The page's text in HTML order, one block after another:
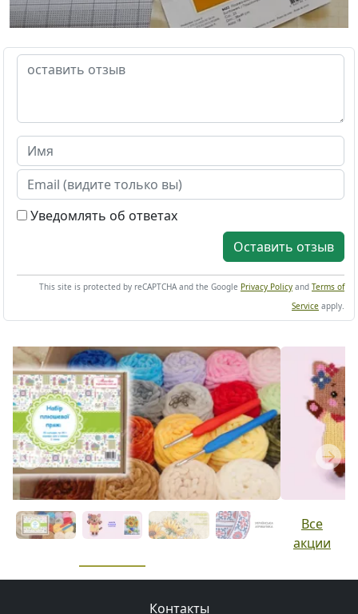
Уведомлять об ответах
Оставить отзыв
This site is protected by reCAPTCHA and the Google Privacy Policy and Terms of
Service apply.
Previous Next
Все
акции
Контакты